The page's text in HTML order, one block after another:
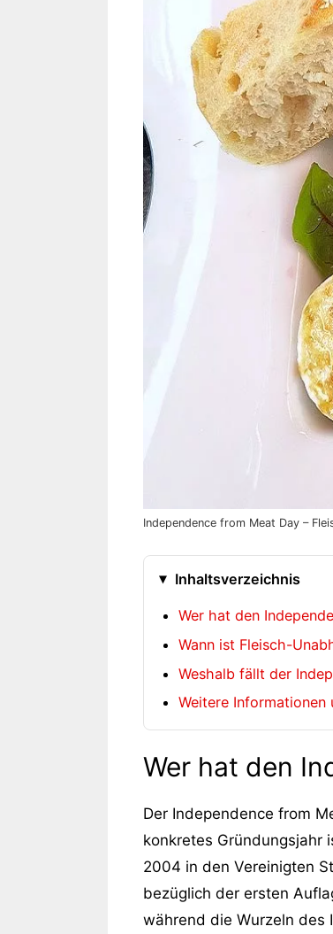
Independence from Meat Day –
Inhaltsverzeichnis
Wer hat den
Wann ist Fleisch-
Weshalb fällt der
Weitere Informationen
Wer hat den
Der Independence from
konkretes Gründungsjahr
2004 in den Vereinigten
bezüglich der ersten
während die Wurzeln des